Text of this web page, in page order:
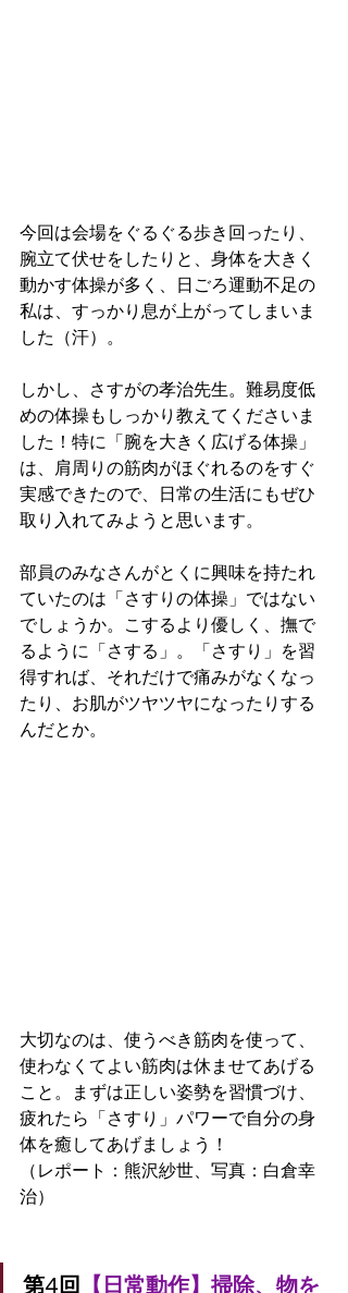
今回は会場をぐるぐる歩き回ったり、
腕立て伏せをしたりと、身体を大きく
動かす体操が多く、日ごろ運動不足の
私は、すっかり息が上がってしまいま
した（汗）。
しかし、さすがの孝治先生。難易度低
めの体操もしっかり教えてくださいま
した！特に「腕を大きく広げる体操」
は、肩周りの筋肉がほぐれるのをすぐ
実感できたので、日常の生活にもぜひ
取り入れてみようと思います。
部員のみなさんがとくに興味を持たれ
ていたのは「さすりの体操」ではない
でしょうか。こするより優しく、撫で
るように「さする」。「さすり」を習
得すれば、それだけで痛みがなくなっ
たり、お肌がツヤツヤになったりする
んだとか。
大切なのは、使うべき筋肉を使って、
使わなくてよい筋肉は休ませてあげる
こと。まずは正しい姿勢を習慣づけ、
疲れたら「さすり」パワーで自分の身
体を癒してあげましょう！
（レポート：熊沢紗世、写真：白倉幸
治）
第4回 【日常動作】掃除、物を